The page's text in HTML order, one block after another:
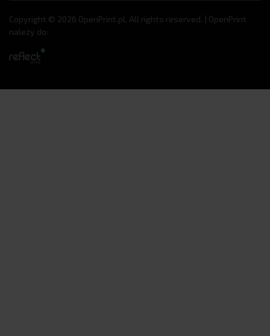
Copyright © 2026 OpenPrint.pl. All rights reserved. | OpenPrint
należy do: